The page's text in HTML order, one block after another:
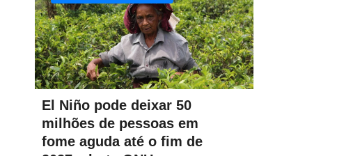
El Niño pode deixar 50
milhões de pessoas em
fome aguda até o fim de